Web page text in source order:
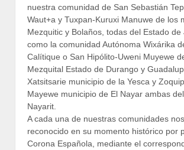
nuestra comunidad de San Sebastián
Waut+a y Tuxpan-Kuruxi Manuwe de los
Mezquitic y Bolaños, todas del Estado de
como la comunidad Autónoma Wixárika
Calítique o San Hipólito-Uweni Muyewe
Mezquital Estado de Durango y
Xatsitsarie municipio de la Yesca y
Mayewe municipio de El Nayar ambas
Nayarit.
A cada una de nuestras comunidades
reconocido en su momento histórico por
Corona Española, mediante el